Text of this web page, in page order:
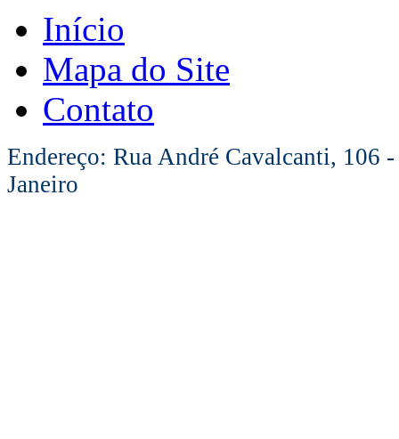
Início
Mapa do Site
Contato
Endereço: Rua André Cavalcanti, 106
Janeiro